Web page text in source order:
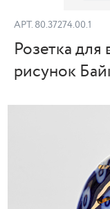
АРТ. 80.37274.00.1
Розетка
рисунок